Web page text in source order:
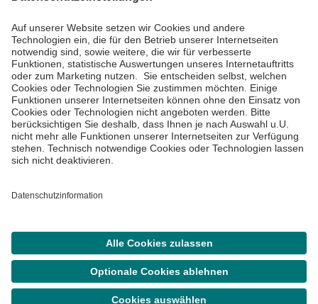
Impressum
©Asklepios Kliniken GmbH & Co. KGaA 2026